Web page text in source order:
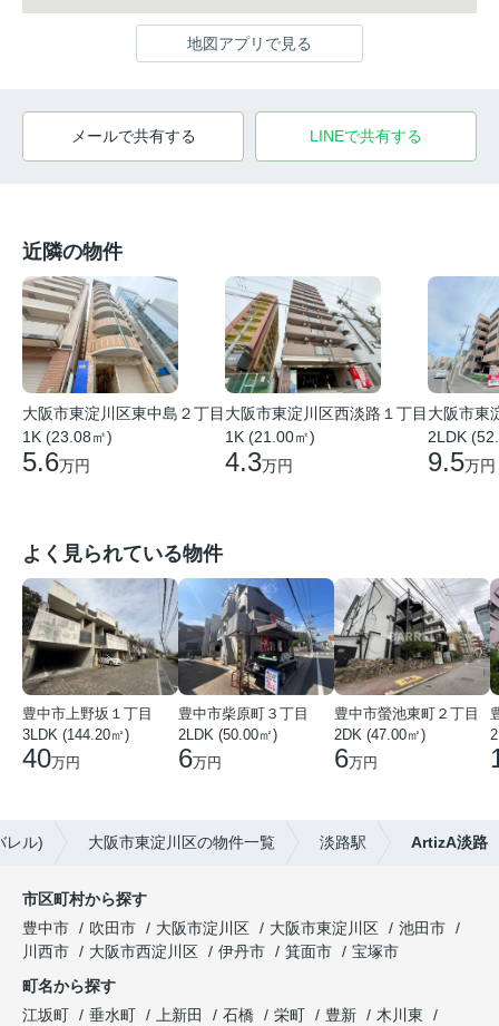
地図アプリで見る
メールで共有する LINEで共有する
近隣の物件
大阪市東淀川区東中島２丁目
1K (23.08㎡)
5.6万円
大阪市東淀川区西淡路１丁目
1K (21.00㎡)
4.3万円
大阪市東
2LDK
9.5万円
よく見られている物件
豊中市上野坂１丁目
3LDK (144.20㎡)
40万円
豊中市柴原町３丁目
2LDK (50.00㎡)
6万円
豊中市螢池東町２丁目
2DK (47.00㎡)
6万円
レル) 大阪市東淀川区の物件一覧 淡路駅 ArtizA淡路
市区町村から探す
豊中市
吹田市 大阪市淀川区 大阪市東淀川区
池田市
川西市
大阪市西淀川区 伊丹市 箕面市
宝塚市
町名から探す
江坂町
垂水町 上新田 石橋 栄町 豊新
木川東